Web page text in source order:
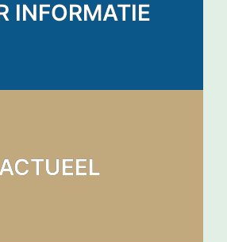
INFORMATIE
ACTUEEL